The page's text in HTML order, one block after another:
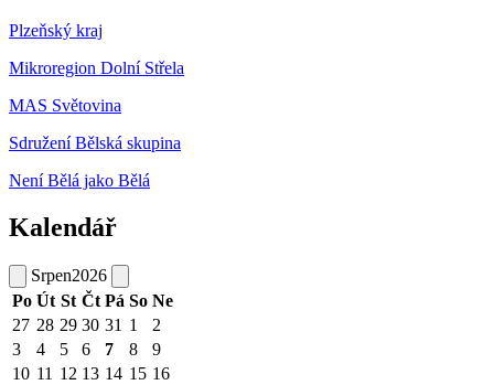
Plzeňský kraj
Mikroregion Dolní Střela
MAS Světovina
Sdružení Bělská skupina
Není Bělá jako Bělá
Kalendář
Srpen2026
Po Út St Čt Pá So Ne
27 28 29 30 31 1
2
3
4 5 6 7 8
9
10 11 12 13 14 15 16